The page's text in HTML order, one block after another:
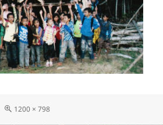
Full
1200 × 798